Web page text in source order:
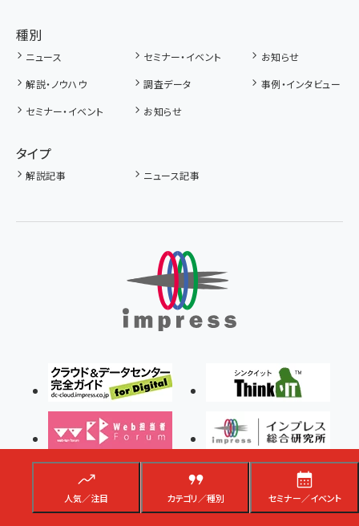
人気／注目 カテゴリ／種別 セミナー／イベント
種別
ニュース セミナー・イベント
お知らせ
解説・ノウハウ
調査データ
事例・インタビュー
セミナー・イベント
お知らせ
タイプ
解説記事 ニュース記事